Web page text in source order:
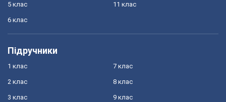
5 клас
6 клас
11 клас
Підручники
1 клас
2 клас
3 клас
7 клас
8 клас
9 клас